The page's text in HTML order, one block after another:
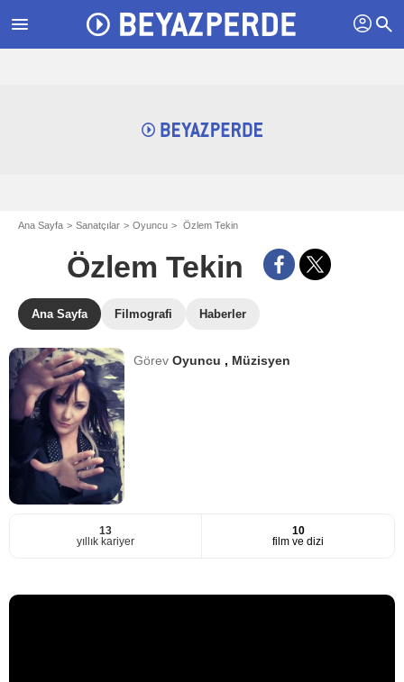
menu profil search
Ana Sayfa Sanatçılar Oyuncu Özlem Tekin
Özlem Tekin
Ana Sayfa Filmografi Haberler
GörevOyuncu , Müzisyen
13
yıllık kariyer
10
film ve dizi